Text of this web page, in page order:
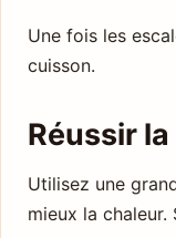
Une fois les
cuisson.
Réussir
Utilisez une
mieux la chaleur.